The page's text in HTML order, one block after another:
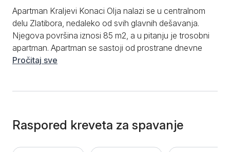
Apartman Kraljevi Konaci Olja nalazi se u centralnom
delu Zlatibora, nedaleko od svih glavnih dešavanja.
Njegova površina iznosi 85 m2, a u pitanju je trosobni
apartman. Apartman se sastoji od prostrane dnevne
sobe koja je u sklopu kuhinje, kao i od dve odvojene
nudi moderan ambijent, besplatnu i brzu internet
konekciju, kao i mnoštvo kablovskih kanala. Svi
ležajevi u ovoj smeštajnoj jedinici opremljeni su
Pročitaj sve
Raspored kreveta za spavanje